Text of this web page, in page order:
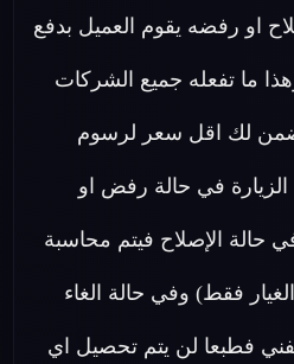
او رفضه يقوم العميل بدفع
ما تفعله جميع الشركات
لك اقل سعر لرسوم
في حالة رفض او
حالة الإصلاح فيتم محاسبة
فقط) وفي حالة الغاء
فطبعا لن يتم تحصيل اي